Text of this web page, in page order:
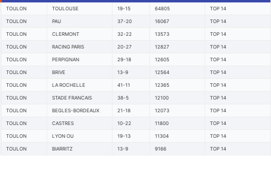
TOULON TOULOUSE 19-15 64805 TOP 14
TOULON PAU 37-20 16067 TOP 14
TOULON CLERMONT 32-22 13573 TOP 14
TOULON RACING PARIS 20-27 12827 TOP 14
TOULON PERPIGNAN 29-18 12605 TOP 14
TOULON BRIVE 13-9 12564 TOP 14
TOULON LA ROCHELLE 41-11 12365 TOP 14
TOULON STADE FRANCAIS 38-5 12100 TOP 14
TOULON BEGLES-BORDEAUX 21-18 12073 TOP 14
TOULON CASTRES 10-22 11800 TOP 14
TOULON LYON OU 19-13 11304 TOP 14
TOULON BIARRITZ 13-9 9166 TOP 14